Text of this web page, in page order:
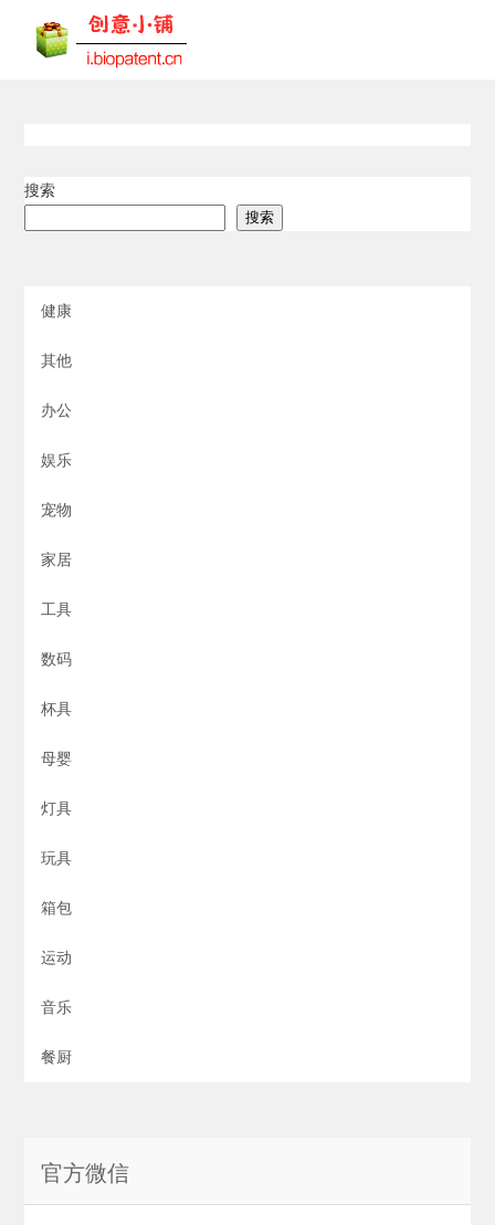
搜索
搜索
健康
其他
办公
娱乐
宠物
家居
工具
数码
杯具
母婴
灯具
玩具
箱包
运动
音乐
餐厨
官方微信